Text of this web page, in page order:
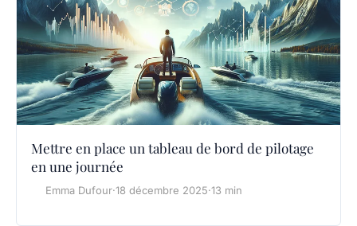
Mettre en place un tableau de bord de pilotage
en une journée
Emma Dufour·18 décembre 2025·13 min